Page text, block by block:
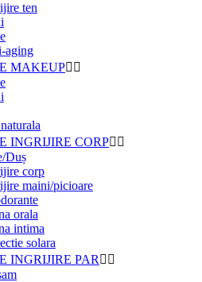
ten
aging
MAKEUP 
INGRIJIRE CORP 
Duș
corp
maini/picioare
orala
intima
solara
INGRIJIRE PAR  